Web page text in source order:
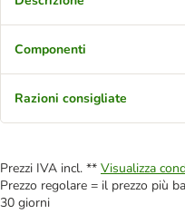
Componenti
Razioni consigliate
Prezzi IVA incl. ** Visualizza
Prezzo regolare = il prezzo più
30 giorni